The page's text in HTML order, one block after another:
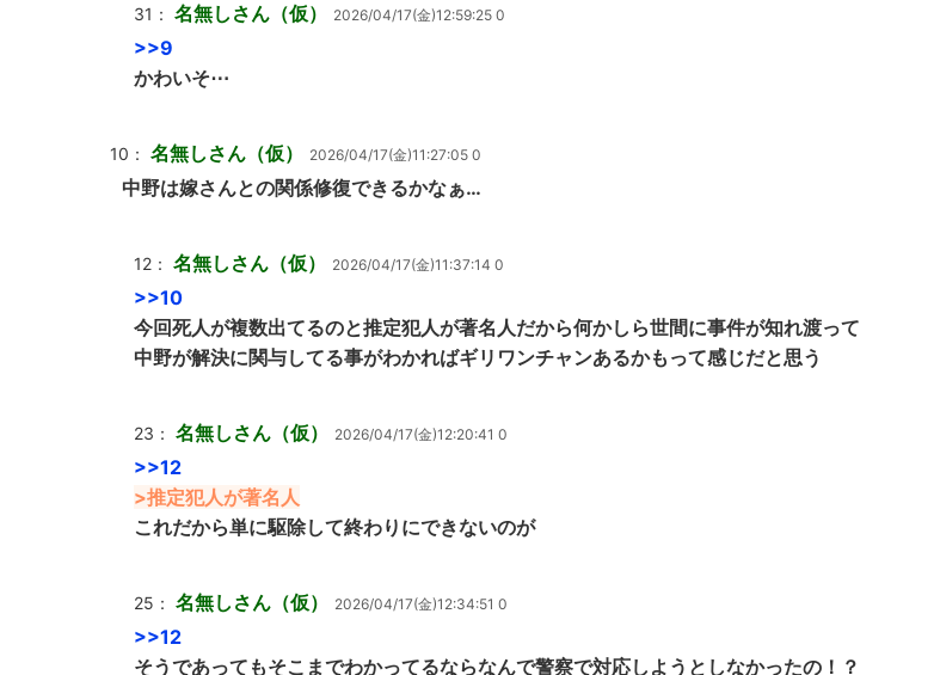
31： 名無しさん（仮） 2026/04/17(金)12:59:25 0
>>9
かわいそ⋯
10： 名無しさん（仮） 2026/04/17(金)11:27:05 0
中野は嫁さんとの関係修復できるかなぁ…
12： 名無しさん（仮） 2026/04/17(金)11:37:14 0
>>10
今回死人が複数出てるのと推定犯人が著名人だから何かしら世間に事件が知れ渡って
中野が解決に関与してる事がわかればギリワンチャンあるかもって感じだと思う
23： 名無しさん（仮） 2026/04/17(金)12:20:41 0
>>12
>推定犯人が著名人
これだから単に駆除して終わりにできないのが
25： 名無しさん（仮） 2026/04/17(金)12:34:51 0
>>12
そうであってもそこまでわかってるならなんで警察で対応しようとしなかったの！？